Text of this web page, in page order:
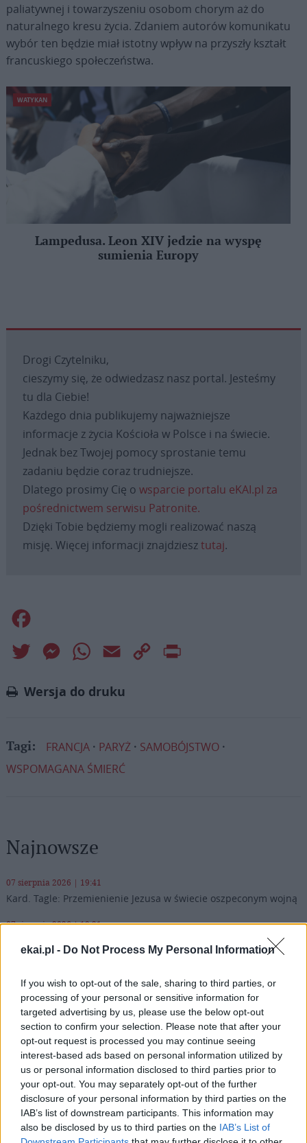
ekai.pl - Do Not Process My Personal Information
If you wish to opt-out of the sale, sharing to third parties, or
processing of your personal or sensitive information for
targeted advertising by us, please use the below opt-out
section to confirm your selection. Please note that after your
opt-out request is processed you may continue seeing
interest-based ads based on personal information utilized by
us or personal information disclosed to third parties prior to
your opt-out. You may separately opt-out of the further
disclosure of your personal information by third parties on the
IAB’s list of downstream participants. This information may
also be disclosed by us to third parties on the IAB’s List of
paliatywnej i towarzyszeniu osobom chorym aż do
naturalnego kresu życia. Zdaniem autorów komunikatu
wybór ten będzie miał istotny wpływ na przyszły kształt
francuskiego społeczeństwa.
WATYKAN
Lampedusa. Leon XIV jedzie na wyspę
sumienia Europy
Drogi Czytelniku,
cieszymy się, że odwiedzasz nasz portal. Jesteśmy
tu dla Ciebie!
Każdego dnia publikujemy najważniejsze
informacje z życia Kościoła w Polsce i na świecie.
Jednak bez Twojej pomocy sprostanie temu
zadaniu będzie coraz trudniejsze.
Dlatego prosimy Cię o wsparcie portalu eKAI.pl za
pośrednictwem serwisu Patronite.
Dzięki Tobie będziemy mogli realizować naszą
misję. Więcej informacji znajdziesztutaj.
Twitter MessengerWhatsApp
Email
Copy
Wersja do druku
Tagi: FRANCJA PARYŻ
SAMOBÓJSTWO
WSPOMAGANA ŚMIERĆ
Najnowsze
07 sierpnia 2026 | 19:41
Kard. Tagle: Przemienienie Jezusa w świecie oszpeconym wojną
07 sierpnia 2026 | 19:21
Prawosławny metropolita Finlandii krytykuje patriarchę Cyryla
za słowa o broni atomowej
07 sierpnia 2026 | 18:10
Od 10 sierpnia zapisy na liturgie pod przewodnictwem papieża
07 sierpnia 2026 | 17:22
Kard. Parolin: pokój zaczyna się od empatii wobec cierpienia
Popularne